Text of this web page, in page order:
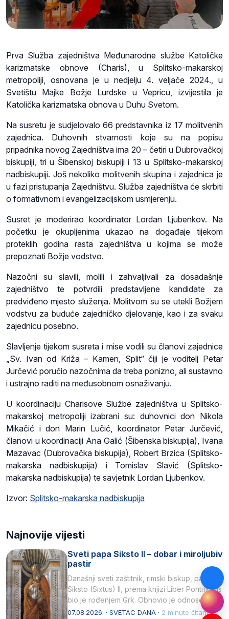
Prva Služba zajedništva Međunarodne službe Katoličke
karizmatske obnove (Charis), u Splitsko-makarskoj
metropoliji, osnovana je u nedjelju 4. veljače 2024., u
Svetištu Majke Božje Lurdske u Vepricu, izvijestila je
Katolička karizmatska obnova u Duhu Svetom.
Na susretu je sudjelovalo 66 predstavnika iz 17 molitvenih
zajednica. Duhovnih stvarnosti koje su na popisu
pripadnika novog Zajedništva ima 20 – četiri u Dubrovačkoj
biskupiji, tri u Šibenskoj biskupiji i 13 u Splitsko-makarskoj
nadbiskupiji. Još nekoliko molitvenih skupina i zajednica je
u fazi pristupanja Zajedništvu. Služba zajedništva će skrbiti
o formativnom i evangelizacijskom usmjerenju.
Susret je moderirao koordinator Lordan Ljubenkov. Na
početku je okupljenima ukazao na događaje tijekom
proteklih godina rasta zajedništva u kojima se može
prepoznati Božje vodstvo.
Nazočni su slavili, molili i zahvaljivali za dosadašnje
zajedništvo te potvrdili predstavljene kandidate za
predviđeno mjesto služenja. Molitvom su se utekli Božjem
vodstvu za buduće zajedničko djelovanje, kao i za svaku
zajednicu posebno.
Slavljenje tijekom susreta i mise vodili su članovi zajednice
„Sv. Ivan od Križa – Kamen, Split“ čiji je voditelj Petar
Jurčević poručio nazočnima da treba ponizno, ali sustavno
i ustrajno raditi na međusobnom osnaživanju.
U koordinaciju Charisove Službe zajedništva u Splitsko-
makarskoj metropoliji izabrani su: duhovnici don Nikola
Mikačić i don Marin Lučić, koordinator Petar Jurčević,
članovi u koordinaciji Ana Galić (Šibenska biskupija), Ivana
Mazavac (Dubrovačka biskupija), Robert Brzica (Splitsko-
makarska nadbiskupija) i Tomislav Slavić (Splitsko-
makarska nadbiskupija) te savjetnik Lordan Ljubenkov.
Izvor: Splitsko-makarska nadbiskupija
Najnovije vijesti
Sveti papa Siksto II – dobar i miroljubiv
pastir
Današnji sveti zaštitnik, rimski biskup, papa
Siksto (Sixtus) II, prema knjizi Liber Pontificalis
bio je rođenjem Grk. Obnovio je odnose s
afričkim…
07.08.2026. · SVETAC DANA · 2 minute čitanja